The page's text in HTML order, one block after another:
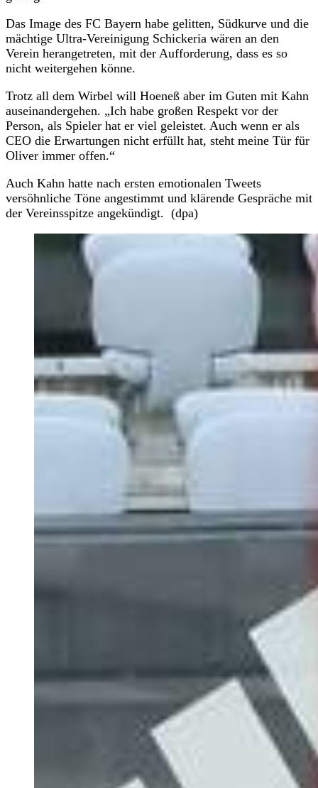
Das Image des FC Bayern habe gelitten, Südkurve und die
mächtige Ultra-Vereinigung Schickeria wären an den
Verein herangetreten, mit der Aufforderung, dass es so
nicht weitergehen könne.
Trotz all dem Wirbel will Hoeneß aber im Guten mit Kahn
auseinandergehen. „Ich habe großen Respekt vor der
Person, als Spieler hat er viel geleistet. Auch wenn er als
CEO die Erwartungen nicht erfüllt hat, steht meine Tür für
Oliver immer offen.“
Auch Kahn hatte nach ersten emotionalen Tweets
versöhnliche Töne angestimmt und klärende Gespräche mit
der Vereinsspitze angekündigt. (dpa)